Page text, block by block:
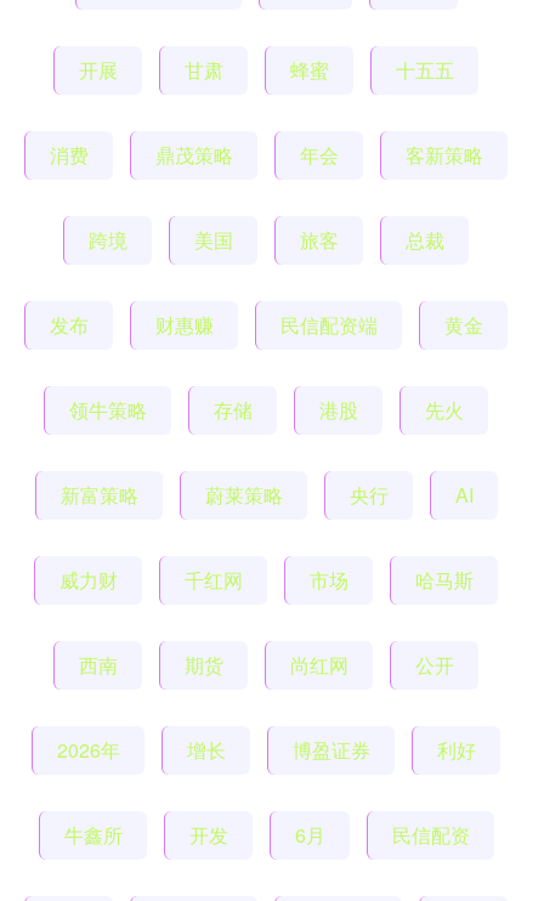
开展 甘肃 蜂蜜 十五五
消费 鼎茂策略 年会 客新策略
跨境 美国 旅客 总裁
发布 财惠赚 民信配资端 黄金
领牛策略 存储 港股 先火
新富策略 蔚莱策略 央行 AI
威力财 千红网 市场 哈马斯
西南 期货 尚红网 公开
2026年 增长 博盈证券 利好
牛鑫所 开发 6月 民信配资